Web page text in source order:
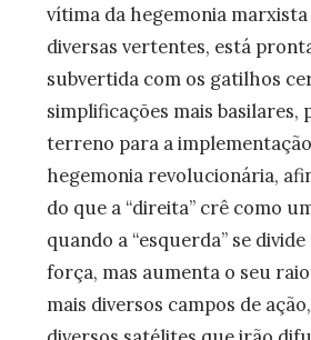
vítima da hegemonia marxista
diversas vertentes, está
subvertida com os gatilhos
simplificações mais basilares,
terreno para a
hegemonia revolucionária,
do que a “direita” crê como
quando a “esquerda” se
força, mas aumenta o seu
mais diversos campos de